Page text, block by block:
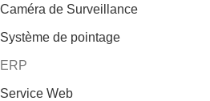
Caméra de Surveillance
Système de pointage
ERP
Service Web